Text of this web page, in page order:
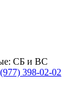
СБ и ВС
398-02-02